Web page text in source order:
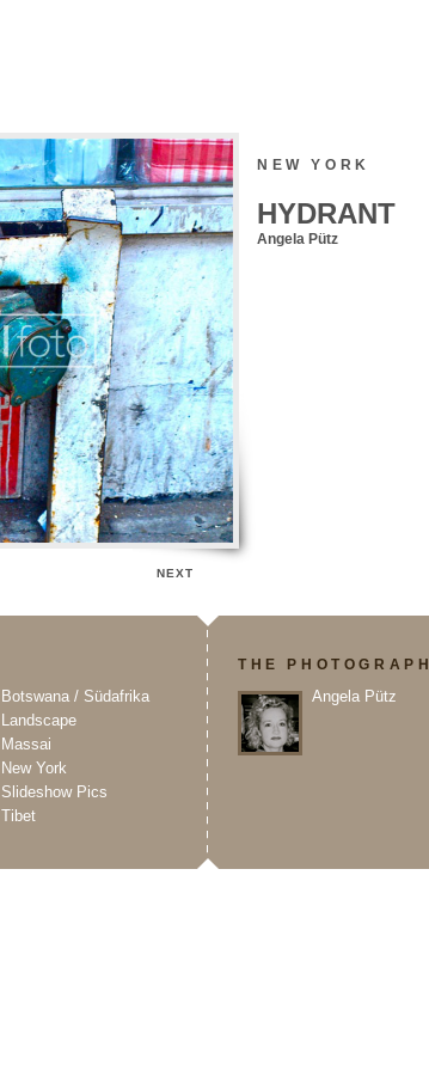
NEW YORK
HYDRANT
Angela Pütz
NEXT
Botswana / Südafrika
Landscape
Massai
New York
Slideshow Pics
Tibet
THE
Angela Pütz